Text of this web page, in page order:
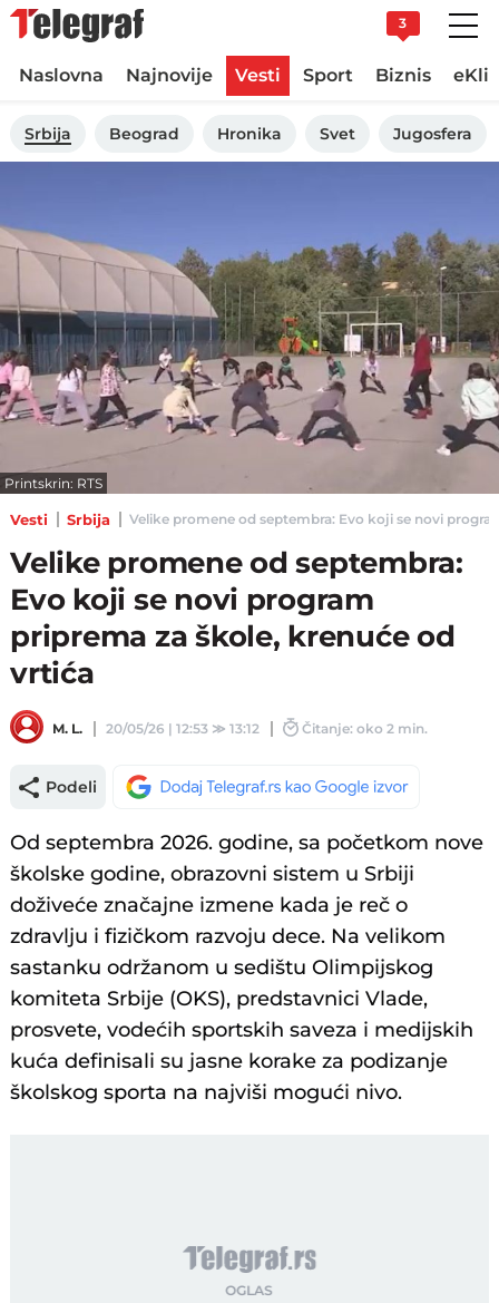
3
Naslovna Najnovije Vesti Sport Biznis
Srbija Beograd Hronika Svet Jugosfera
Printskrin: RTS
Vesti Srbija Velike promene od septembra: Evo koji se novi
Velike promene od septembra:
Evo koji se novi program
priprema za škole, krenuće od
vrtića
M. L. 20/05/26 | 12:53 ≫13:12 Čitanje: oko 2 min.
Podeli
Od septembra 2026. godine, sa početkom nove
školske godine, obrazovni sistem u Srbiji
doživeće značajne izmene kada je reč o
zdravlju i fizičkom razvoju dece. Na velikom
sastanku održanom u sedištu Olimpijskog
komiteta Srbije (OKS), predstavnici Vlade,
prosvete, vodećih sportskih saveza i medijskih
kuća definisali su jasne korake za podizanje
školskog sporta na najviši mogući nivo.